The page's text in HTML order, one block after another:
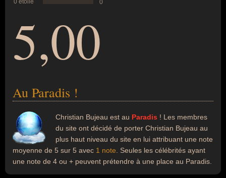
0 étoile 0
5,00
Au Paradis !
Christian Bujeau est au Paradis ! Les membres
du site ont décidé de porter Christian Bujeau au
plus haut niveau du site en lui attribuant une note
moyenne de 5 sur 5 avec 1 note . Seules les célébrités ayant
une note de 4 ou + peuvent prétendre à une place au Paradis.